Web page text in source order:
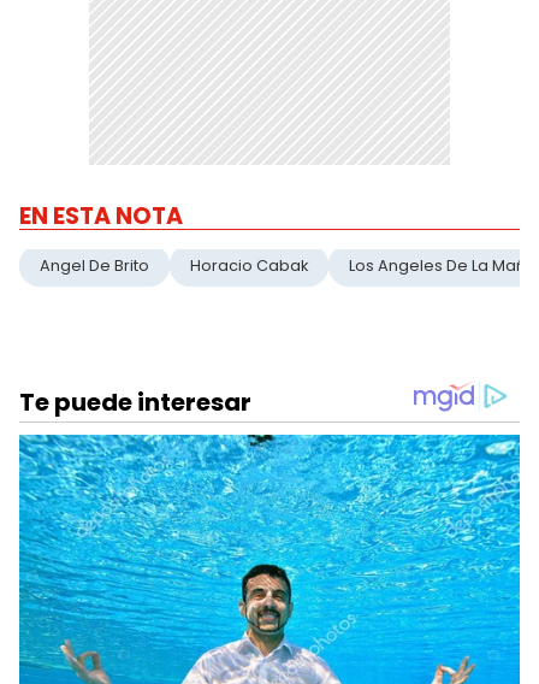
EN ESTA NOTA
Angel De Brito Horacio Cabak Los Angeles De La